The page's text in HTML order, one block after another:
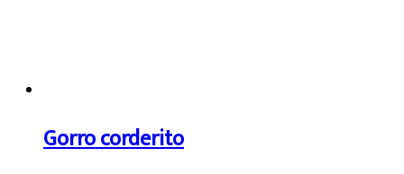
Gorro corderito